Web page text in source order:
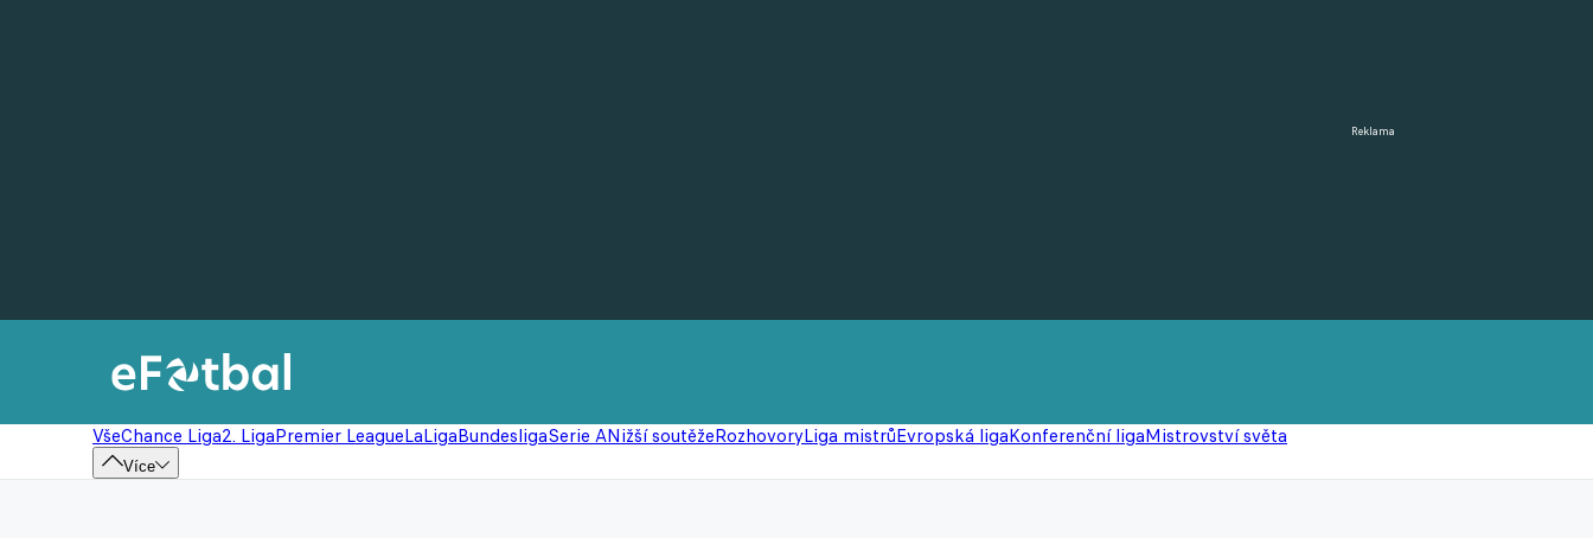
Reklama
VšeChance Liga2. LigaPremier LeagueLaLigaBundesligaSerie ANižší soutěžeRozhovoryLiga mistrůEvropská ligaKonferenční ligaMistrovství světa
Více